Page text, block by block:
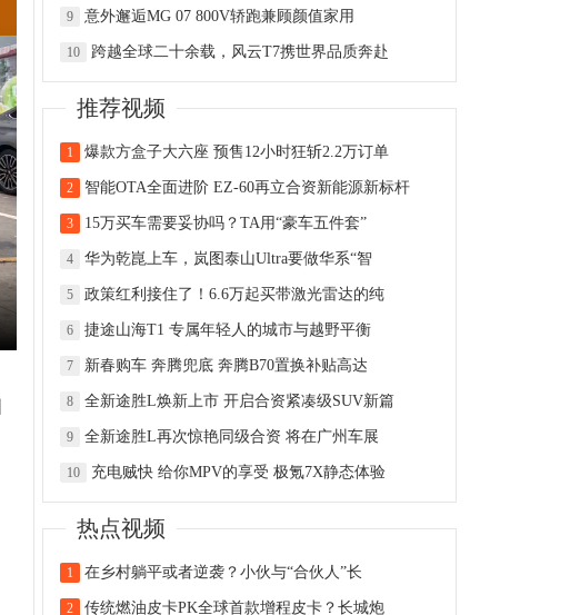
9 意外邂逅MG 07 800V轿跑兼顾颜值家用
10 跨越全球二十余载，风云T7携世界品质奔赴
推荐视频
1 爆款方盒子大六座 预售12小时狂斩2.2万订单
2 智能OTA全面进阶 EZ-60再立合资新能源新标杆
3 15万买车需要妥协吗？TA用“豪车五件套”
4 华为乾崑上车，岚图泰山Ultra要做华系“智
5 政策红利接住了！6.6万起买带激光雷达的纯
6 捷途山海T1 专属年轻人的城市与越野平衡
7 新春购车 奔腾兜底 奔腾B70置换补贴高达
8 全新途胜L焕新上市 开启合资紧凑级SUV新篇
9 全新途胜L再次惊艳同级合资 将在广州车展
10 充电贼快 给你MPV的享受 极氪7X静态体验
热点视频
1 在乡村躺平或者逆袭？小伙与“合伙人”长
2 传统燃油皮卡PK全球首款增程皮卡？长城炮